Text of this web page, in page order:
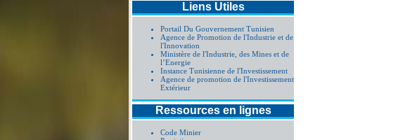
Liens Utiles
Portail Du Gouvernement Tunisien
Agence de Promotion de l'Industrie et de
l'Innovation
Ministère de l'Industrie, des Mines et de
l’Energie
Instance Tunisienne de l'Investissement
Agence de promotion de l'Investissement
Extérieur
Ressources en lignes
Code Minier